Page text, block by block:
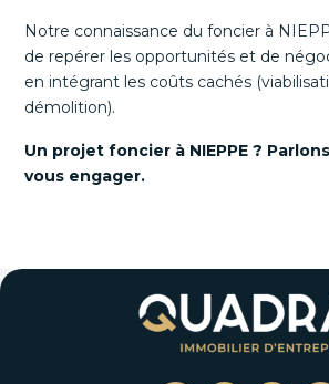
Notre connaissance du foncier à
de repérer les opportunités et de
en intégrant les coûts cachés
démolition).
Un projet foncier à NIEPPE ?
vous engager.